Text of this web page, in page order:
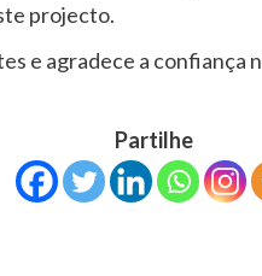
projecto.
e agradece a confiança
Partilhe